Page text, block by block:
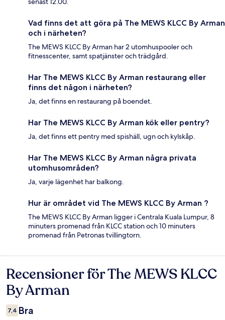
Vad finns det att göra på The MEWS KLCC By Arman
och i närheten?
The MEWS KLCC By Arman har 2 utomhuspooler och
fitnesscenter, samt spatjänster och trädgård.
Har The MEWS KLCC By Arman restaurang eller
finns det någon i närheten?
Ja, det finns en restaurang på boendet.
Har The MEWS KLCC By Arman kök eller pentry?
Ja, det finns ett pentry med spishäll, ugn och kylskåp.
Har The MEWS KLCC By Arman några privata
utomhusområden?
Ja, varje lägenhet har balkong.
Hur är området vid The MEWS KLCC By Arman ?
The MEWS KLCC By Arman ligger i Centrala Kuala Lumpur, 8
minuters promenad från KLCC station och 10 minuters
promenad från Petronas tvillingtorn.
Recensioner
Recensioner för The MEWS KLCC
By Arman
7,4 Bra